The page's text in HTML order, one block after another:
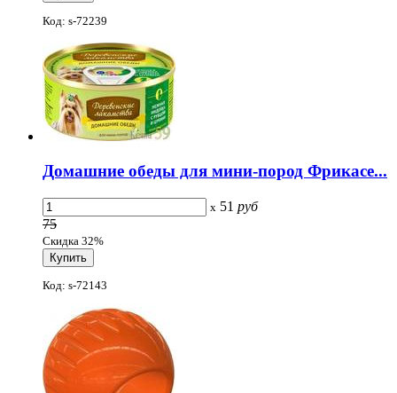
Код: s-72239
Домашние обеды для мини-пород Фрикасе...
x 51 руб
75
Скидка 32%
Код: s-72143